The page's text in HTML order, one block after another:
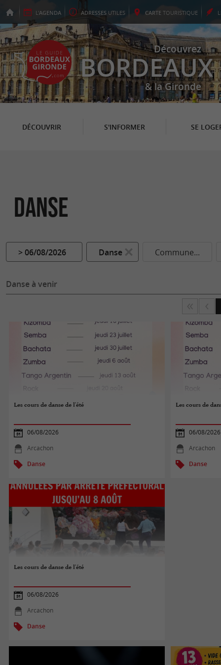
L'AGENDA ADRESSES UTILES CARTE TOURISTIQUE
Découvrez
BORDEAUX
& la Gironde
DÉCOUVRIR S'INFORMER SE
Danse
> 06/08/2026 Danse Commune...
Danse à venir
Les cours de danse de l'été
06/08/2026
Arcachon
Danse
Les cours de
06/08/2026
Arcachon
Danse
Les cours de danse de l'été
06/08/2026
Arcachon
Danse